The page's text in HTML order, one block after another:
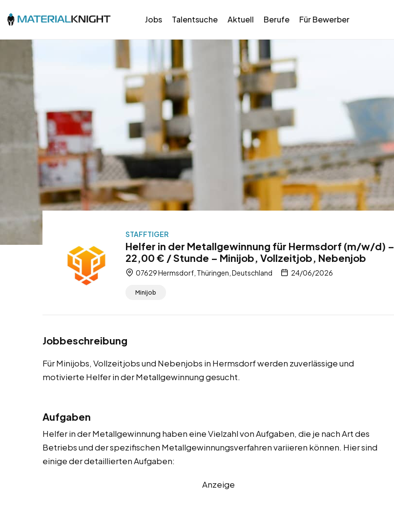
Jobs Talentsuche Aktuell Berufe Für Bewerber
STAFFTIGER
Helfer in der Metallgewinnung für Hermsdorf (m/w/d) –
22,00 € / Stunde – Minijob, Vollzeitjob, Nebenjob
07629 Hermsdorf, Thüringen, Deutschland 24/06/2026
Minijob
Jobbeschreibung
Für Minijobs, Vollzeitjobs und Nebenjobs in Hermsdorf werden zuverlässige und
motivierte Helfer in der Metallgewinnung gesucht.
Aufgaben
Helfer in der Metallgewinnung haben eine Vielzahl von Aufgaben, die je nach Art des
Betriebs und der spezifischen Metallgewinnungsverfahren variieren können. Hier sind
einige der detaillierten Aufgaben:
Anzeige